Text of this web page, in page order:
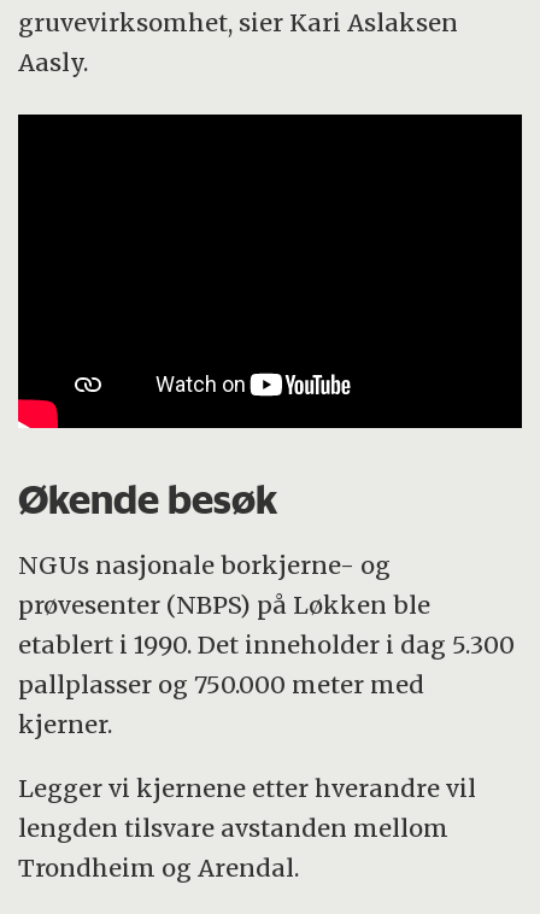
gruvevirksomhet, sier Kari Aslaksen
Aasly.
Økende besøk
NGUs nasjonale borkjerne- og
prøvesenter (NBPS) på Løkken ble
etablert i 1990. Det inneholder i dag 5.300
pallplasser og 750.000 meter med
kjerner.
Legger vi kjernene etter hverandre vil
lengden tilsvare avstanden mellom
Trondheim og Arendal.